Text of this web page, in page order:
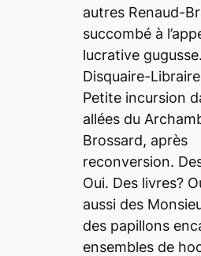
autres Renaud-
succombé à
lucrative gugusse.
Disquaire-
Petite incursion
allées du
Brossard, après
reconversion.
Oui. Des livres?
aussi des
des papillons
ensembles de